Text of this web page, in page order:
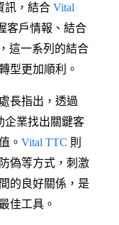
訊，結合 Vital
客戶情報、結合
這一系列的結合
型更加順利。
長指出，透過
企業找出關鍵客
。 Vital TTC 則
偽等方式，刺激
的良好關係，是
佳工具。